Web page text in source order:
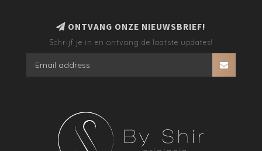
ONTVANG ONZE NIEUWSBRIEF!
Schrijf je in en ontvang de laatste updates!